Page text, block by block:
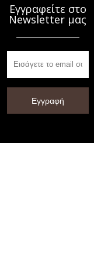
Εγγραφείτε στο
Newsletter μας
Εγγραφή